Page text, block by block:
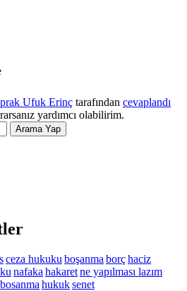
Ufuk Erinç tarafından cevaplandı
yardımcı olabilirim.
ceza hukuku boşanma borçhaciz
nafaka hakaretne yapılması lazım
bosanma hukuksenet